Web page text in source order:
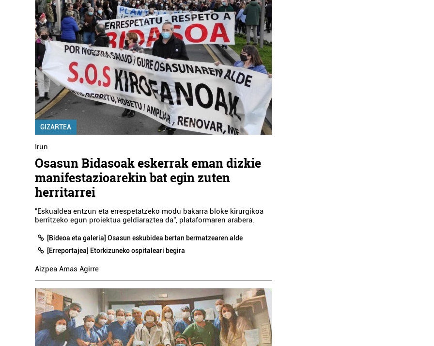
GIZARTEA
Irun
Osasun Bidasoak eskerrak eman dizkie
manifestazioarekin bat egin zuten
herritarrei
"Eskualdea entzun eta errespetatzeko modu bakarra bloke kirurgikoa
berritzeko egun proiektua geldiaraztea da", plataformaren arabera.
[Bideoa eta galeria] Osasun eskubidea bertan bermatzearen alde
[Erreportajea] Etorkizuneko ospitaleari begira
Aizpea Amas Agirre